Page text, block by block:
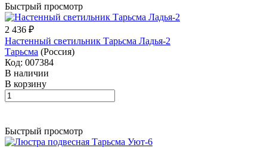
Быстрый просмотр
2 436 ₽
Настенный светильник Тарьсма Ладья-2
Тарьсма (Россия)
Код: 007384
В наличии
В корзину
Быстрый просмотр